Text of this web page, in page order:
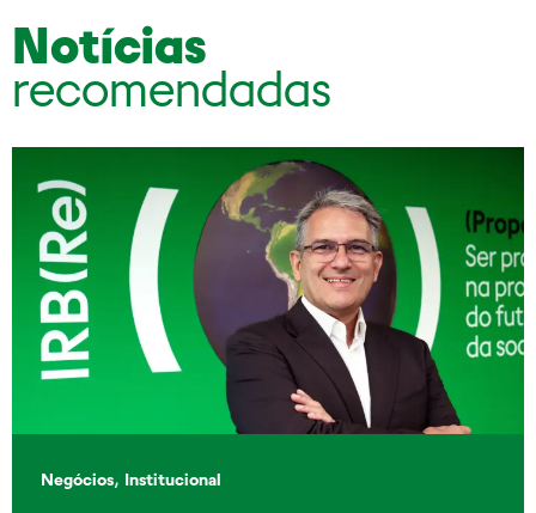
Notícias
recomendadas
Negócios, Institucional